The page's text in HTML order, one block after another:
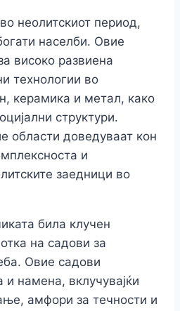
неолитскиот период,
населби. Овие
високо развиена
технологии во
керамика и метал, како
структури.
области доведуваат кон
и
заедници во
била клучен
на садови за
Овие садови
намена, вклучувајќи
амфори за течности и